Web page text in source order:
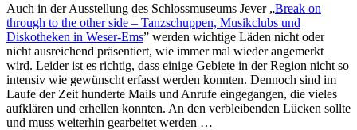
Auch in der Ausstellung des Schlossmuseums Jever „Break on
through to the other side – Tanzschuppen, Musikclubs und
Diskotheken in Weser-Ems” werden wichtige Läden nicht oder
nicht ausreichend präsentiert, wie immer mal wieder angemerkt
wird. Leider ist es richtig, dass einige Gebiete in der Region nicht so
intensiv wie gewünscht erfasst werden konnten. Dennoch sind im
Laufe der Zeit hunderte Mails und Anrufe eingegangen, die vieles
aufklären und erhellen konnten. An den verbleibenden Lücken sollte
und muss weiterhin gearbeitet werden …